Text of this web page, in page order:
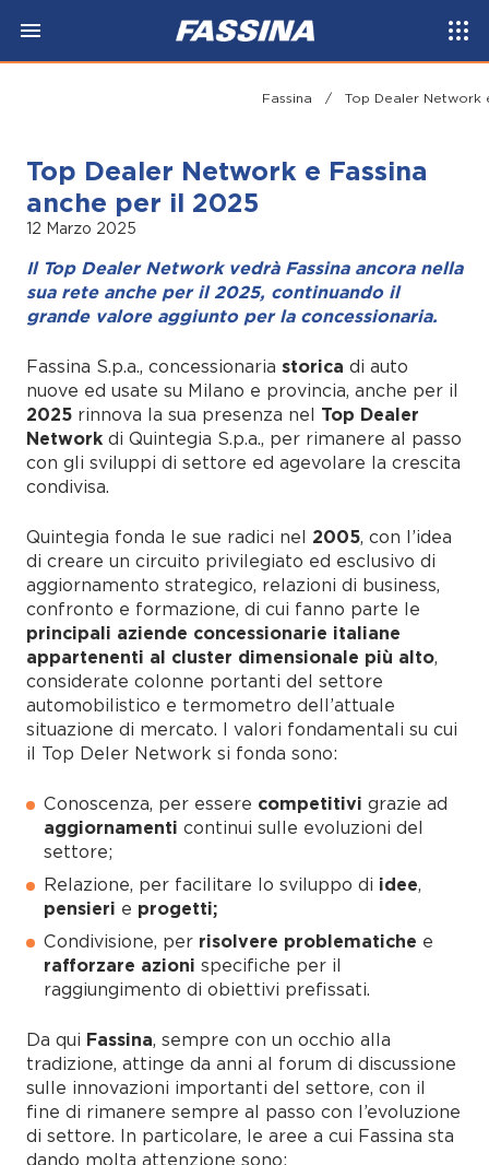
Fassina / Top Dealer Network
Top Dealer Network e Fassina
anche per il 2025
12 Marzo 2025
Il Top Dealer Network vedrà Fassina ancora nella
sua rete anche per il 2025, continuando il
grande valore aggiunto per la concessionaria.
Fassina S.p.a., concessionaria storica di auto
nuove ed usate su Milano e provincia, anche per il
2025 rinnova la sua presenza nel Top Dealer
Network di Quintegia S.p.a., per rimanere al passo
con gli sviluppi di settore ed agevolare la crescita
condivisa.
Quintegia fonda le sue radici nel 2005, con l’idea
di creare un circuito privilegiato ed esclusivo di
aggiornamento strategico, relazioni di business,
confronto e formazione, di cui fanno parte le
principali aziende concessionarie italiane
appartenenti al cluster dimensionale più alto,
considerate colonne portanti del settore
automobilistico e termometro dell’attuale
situazione di mercato. I valori fondamentali su cui
il Top Deler Network si fonda sono:
Conoscenza, per essere competitivi grazie ad
aggiornamenti continui sulle evoluzioni del
settore;
Relazione, per facilitare lo sviluppo di idee,
pensieri e progetti;
Condivisione, per risolvere problematiche e
rafforzare azioni specifiche per il
raggiungimento di obiettivi prefissati.
Da qui Fassina, sempre con un occhio alla
tradizione, attinge da anni al forum di discussione
sulle innovazioni importanti del settore, con il
fine di rimanere sempre al passo con l’evoluzione
di settore. In particolare, le aree a cui Fassina sta
dando molta attenzione sono: